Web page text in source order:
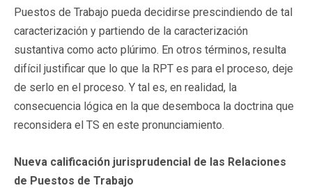
Puestos de Trabajo pueda decidirse prescindiendo de tal
caracterización y partiendo de la caracterización
sustantiva como acto plúrimo. En otros términos, resulta
difícil justificar que lo que la RPT es para el proceso, deje
de serlo en el proceso. Y tal es, en realidad, la
consecuencia lógica en la que desemboca la doctrina que
reconsidera el TS en este pronunciamiento.
Nueva calificación jurisprudencial de las Relaciones
de Puestos de Trabajo